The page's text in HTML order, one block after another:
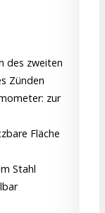
des zweiten
Zünden
zur
Fläche
Stahl